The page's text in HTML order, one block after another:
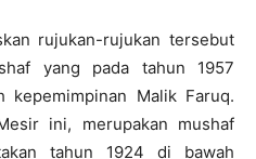
rujukan-rujukan tersebut
yang pada tahun 1957
Malik Faruq.
ini, merupakan mushaf
tahun 1924 di bawah